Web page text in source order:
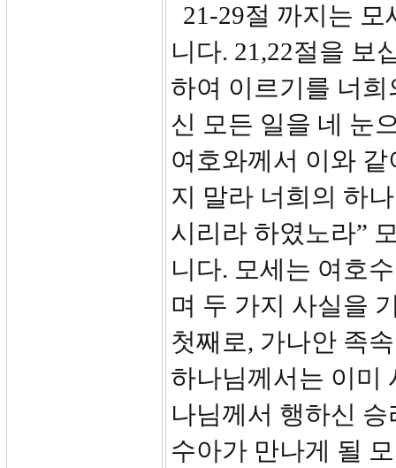
21-29절 까지는
니다. 21,22절을 보
하여 이르기를 너
신 모든 일을 네 눈
여호와께서 이와
지 말라 너희의 하
시리라 하였노라”
니다. 모세는 여호
며 두 가지 사실을
첫째로, 가나안 족
하나님께서는 이미
나님께서 행하신
수아가 만나게 될